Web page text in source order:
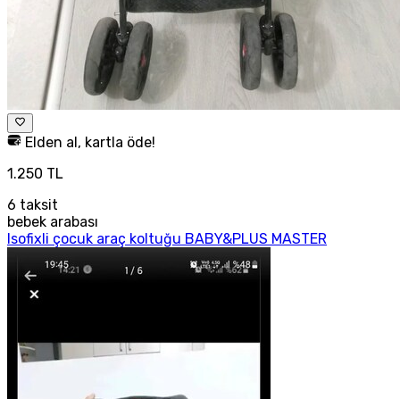
Elden al, kartla öde!
1.250 TL
6 taksit
bebek arabası
Isofixli çocuk araç koltuğu BABY&PLUS MASTER